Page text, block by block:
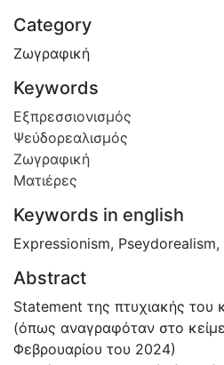
Category
Ζωγραφική
Keywords
Εξπρεσσιονισμός
Ψεύδορεαλισμός
Ζωγραφική
Ματιέρες
Keywords in english
Expressionism, Pseydorealism,
Abstract
Statement της πτυχιακής του
(όπως αναγραφόταν στο
Φεβρουαρίου του 2024)